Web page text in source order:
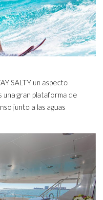
SALTY un aspecto
gran plataforma de
junto a las aguas